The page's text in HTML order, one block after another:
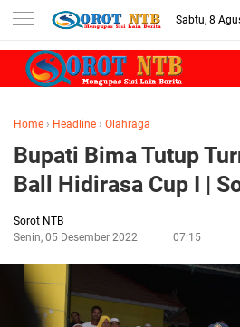
Sabtu, 8
Home › Headline › Olahraga
Bupati Bima Tutup
Ball Hidirasa Cup I |
Sorot NTB
Senin, 05 Desember 2022
07:15